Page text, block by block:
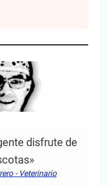
disfrute de
- Veterinario